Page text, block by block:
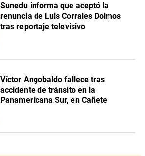
Sunedu informa que aceptó la
renuncia de Luis Corrales Dolmos
tras reportaje televisivo
Víctor Angobaldo fallece tras
accidente de tránsito en la
Panamericana Sur, en Cañete